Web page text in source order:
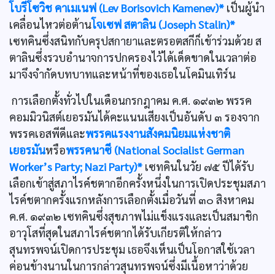
โบรีโซวิช คาเมเนฟ (Lev Borisovich Kamenev)* เป็นผู้นำ
เคลื่อนไหวต่อต้านโจเซฟ สตาลิน (Joseph Stalin)*
เซทคินซึ่งสนิทกับครุปสกายาและตรอตสกีก็เข้าร่วมด้วย ส
ตาลินซึ่งรวบอำนาจการปกครองไว้ได้เด็ดขาดในเวลาต่อ
มาจึงจำกัดบทบาทและหน้าที่ของเธอในโคมินเทิร์น
การเลือกตั้งทั่วไปในเดือนกรกฎาคม ค.ศ. ๑๙๓๒ พรรค
คอมมิวนิสต์เยอรมันได้คะแนนเสียงเป็นอันดับ ๓ รองจาก
พรรคเอสพีดีและพรรคแรงงานสังคมนิยมแห่งชาติ
เยอรมันหรือพรรคนาซี (National Socialist German
Worker’s Party; Nazi Party)* เซทคินในวัย ๗๕ ปีได้รับ
เลือกเข้าสู่สภาไรค์ชตากอีกครั้งหนึ่งในการเปิดประชุมสภา
ไรค์ชตากครั้งแรกหลังการเลือกตั้งเมื่อวันที่ ๓๐ สิงหาคม
ค.ศ. ๑๙๓๒ เซทคินซึ่งสุขภาพไม่แข็งแรงและเป็นสมาชิก
อาวุโสที่สุดในสภาไรค์ชตากได้รับเกียรติให้กล่าว
สุนทรพจน์เปิดการประชุม เธอจึงเห็นเป็นโอกาสใช้เวลา
ค่อนข้างนานในการกล่าวสุนทรพจน์ซึ่งมีเนื้อหาว่าด้วย